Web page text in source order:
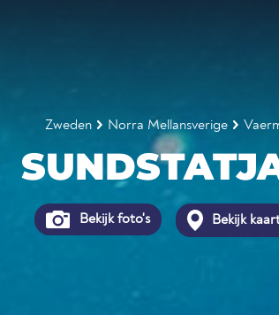
Zweden Norra Mellansverige
Bekijk foto's Bekijk